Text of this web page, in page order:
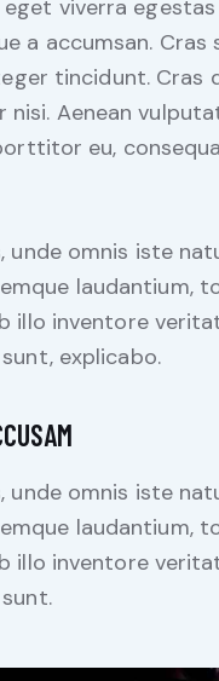
viverra
a accumsan.
tincidunt. Cras
nisi. Aenean
eu,
unde omnis iste
laudantium,
illo inventore
explicabo.
unde omnis iste
laudantium,
illo inventore